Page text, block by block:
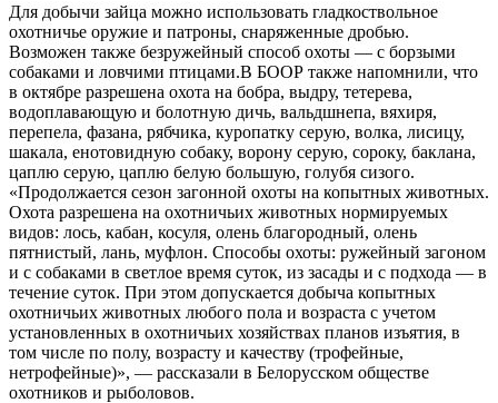
Для добычи зайца можно использовать гладкоствольное
охотничье оружие и патроны, снаряженные дробью.
Возможен также безружейный способ охоты — с борзыми
собаками и ловчими птицами.В БООР также напомнили, что
в октябре разрешена охота на бобра, выдру, тетерева,
водоплавающую и болотную дичь, вальдшнепа, вяхиря,
перепела, фазана, рябчика, куропатку серую, волка, лисицу,
шакала, енотовидную собаку, ворону серую, сороку, баклана,
цаплю серую, цаплю белую большую, голубя сизого.
«Продолжается сезон загонной охоты на копытных животных.
Охота разрешена на охотничьих животных нормируемых
видов: лось, кабан, косуля, олень благородный, олень
пятнистый, лань, муфлон. Способы охоты: ружейный загоном
и с собаками в светлое время суток, из засады и с подхода — в
течение суток. При этом допускается добыча копытных
охотничьих животных любого пола и возраста с учетом
установленных в охотничьих хозяйствах планов изъятия, в
том числе по полу, возрасту и качеству (трофейные,
нетрофейные)», — рассказали в Белорусском обществе
охотников и рыболовов.